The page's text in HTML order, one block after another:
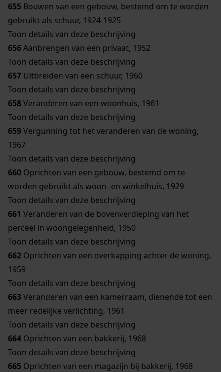
655 Bouwen van een gebouw, bestemd om te worden
gebruikt als schuur, 1924-1925
Toon details van deze beschrijving
656Aanbrengen van een privaat, 1952
Toon details van deze beschrijving
657 Uitbreiden van een schuur, 1960
Toon details van deze beschrijving
658Veranderen van een woonhuis, 1961
Toon details van deze beschrijving
659Vergunning tot het veranderen van de woning,
1967
Toon details van deze beschrijving
660 Oprichten van een gebouw, bestemd om te
worden gebruikt als woon- en winkelhuis, 1929
Toon details van deze beschrijving
661 Veranderen van de bovenverdieping van het
perceel in woongelegenheid, 1950
Toon details van deze beschrijving
662 Oprichten van een overkapping achter de woning,
1959
Toon details van deze beschrijving
663Veranderen van een kamerraam, dienende tot een
meer redelijke verlichting, 1961
Toon details van deze beschrijving
664 Oprichten van een bakkerij, 1968
Toon details van deze beschrijving
665 Oprichten van een magazijn bij bakkerij, 1968